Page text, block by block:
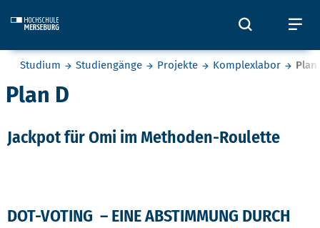
Öffnet
Sie befinden sich hier:
Studium Studiengänge Projekte Komplexlabor Plan
Plan D
Jackpot für Omi im Methoden-Roulette
DOT-VOTING – EINE ABSTIMMUNG DURCH